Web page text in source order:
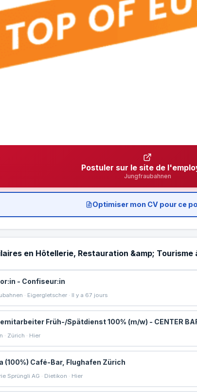
Postuler sur le site de
Jungfraubahnen
Optimiser mon CV pour ce
en Hôtellerie, Restauration &amp; Tourisme
- Confiseur:in
· Eigergletscher · Il y a 67 jours
Früh-/Spätdienst 100% (m/w) - CENTER
· Zürich · Hier
(100%) Café-Bar, Flughafen Zürich
Sprüngli AG · Dietikon · Hier